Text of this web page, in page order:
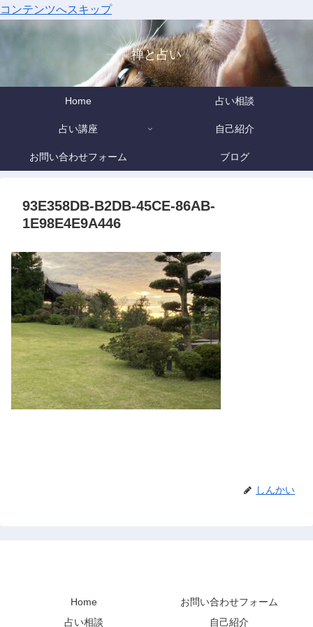
コンテンツへスキップ
禅と占い
Home 占い相談
占い講座 自己紹介
お問い合わせフォーム ブログ
93E358DB-B2DB-45CE-86AB-
1E98E4E9A446
しんかい
Home
お問い合わせフォーム
占い相談
自己紹介